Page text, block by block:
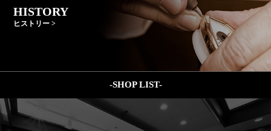
HISTORY
ヒストリー >
-SHOP LIST-